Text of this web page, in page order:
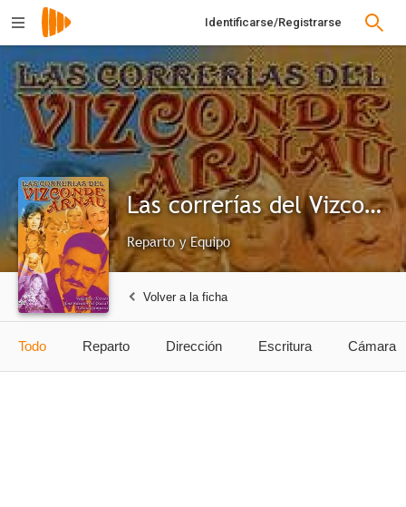
Identificarse/Registrarse
Las correrías del Vizconde Arnau
Reparto y Equipo
Volver a la ficha
Todo Reparto Dirección Escritura Cámara